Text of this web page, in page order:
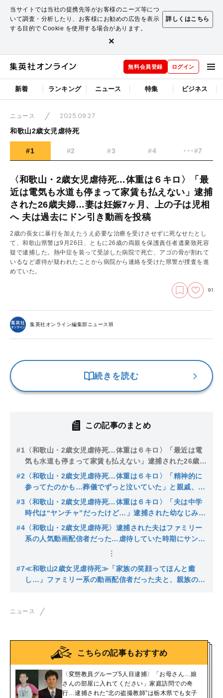
当サイトでは当社の提携先等がお客様のニーズ等につ
いて調査・分析したり、お客様にお勧めの広告を表示
する目的で Cookie を使用する場合があります。
詳しくはこちら
×
無料会員登録 ログイン
新着 ランキング ニュース 特集 ビジネス
ニュース
2025.09.27
和歌山2歳女児虐待死
#1 #2 #3 #4 ･･･#7
〈和歌山・2歳女児虐待死…体重は６キロ〉「最
近は電気も水道も停まって家賃も払えない」逮捕
された26歳夫婦…妻は妊娠7ヶ月、上の子は児相
へ 夫は過去にドン引き動画を投稿
2歳の長女に暴行を加えたうえ必要な治療を受けさせずに死なせたとし
て、和歌山県警は9月26日、ともに26歳の両親を保護責任者遺棄致死容
疑で逮捕した。熱中症を装って受診した病院で死亡、アゴの骨が割れて
いるなど虐待が疑われたことから病院から連絡を受けた県警が捜査を進
めていた。
91
集英社オンライン編集部ニュース班
続きを読む
この記事のまとめ
#1 〈和歌山・2歳女児虐待死…体重は６キロ〉「最近は電
気も水道も停まって家賃も払えない」逮捕された26歳夫
婦…妻は妊娠7ヶ月、上の子は児相へ 夫は過去にドン引
き動画を投稿
#2 〈和歌山・2歳女児虐待死…体重は６キロ〉「精神的に
参ってたのかも…葬儀でずっと泣いていた」と親戚、逮
捕された夫婦は小学生からの幼なじみ、妻は12月に第三
子を出産予定だった
#3 〈和歌山・2歳女児虐待死…体重は６キロ〉「夫は中学
時代は“ヤンチャ”だったけど…」逮捕された幼なじみ夫
婦、虐待は昨年秋頃から、市からの電話にも出ず「疑わ
れるから受診しない」
#4 〈和歌山・2歳女児虐待死〉逮捕された夫はファミリー
系の人気動画配信者だった…虐待していた時期にサンタ
に変装しプレゼント撮影「家族の笑顔ってほんと癒し」
#7≪和歌山2歳女児虐待死≫「家族の笑顔ってほんと癒
し…」ファミリー系の動画配信者だった夫と、親族の言
ニュース
こちらの記事もおすすめ
〈変態教員グループ5人目逮捕〉「お母さん…娘
さんの部屋に入れてください」家庭訪問での奇
行…逮捕された“北の盗撮教師”は栃木県でも女子